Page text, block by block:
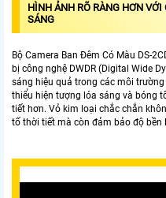
HÌNH ẢNH RÕ RÀNG HƠN VỚI
SÁNG
Bộ Camera Ban Đêm Có Màu DS-
bị công nghệ DWDR (Digital Wide
sáng hiệu quả trong các môi
thiểu hiện tượng lóa sáng và bóng
tiết hơn. Vỏ kim loại chắc chắn
tố thời tiết mà còn đảm bảo độ bền